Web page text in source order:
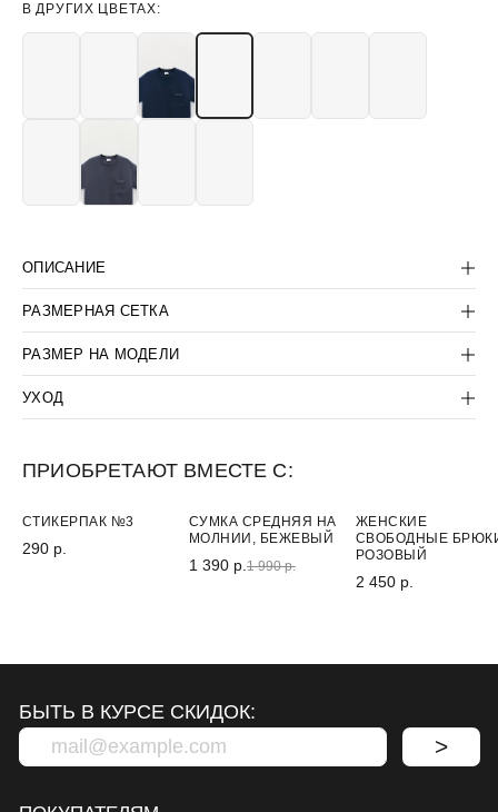
В ДРУГИХ ЦВЕТАХ:
ОПИСАНИЕ
РАЗМЕРНАЯ СЕТКА
РАЗМЕР НА МОДЕЛИ
УХОД
ПРИОБРЕТАЮТ ВМЕСТЕ С:
НОВИНКА
СТИКЕРПАК №3
290 р.
-30%
СУМКА СРЕДНЯЯ НА
МОЛНИИ, БЕЖЕВЫЙ
1 390 р. 1 990 р.
ЖЕНСКИЕ
СВОБОДНЫЕ
РОЗОВЫЙ
2 450 р.
БЫТЬ В КУРСЕ СКИДОК:
КОРПОРАТИВНЫМ КЛИЕНТАМ
КОНТАКТЫ:
SUPPORT@LANCETUNIFORM.RU